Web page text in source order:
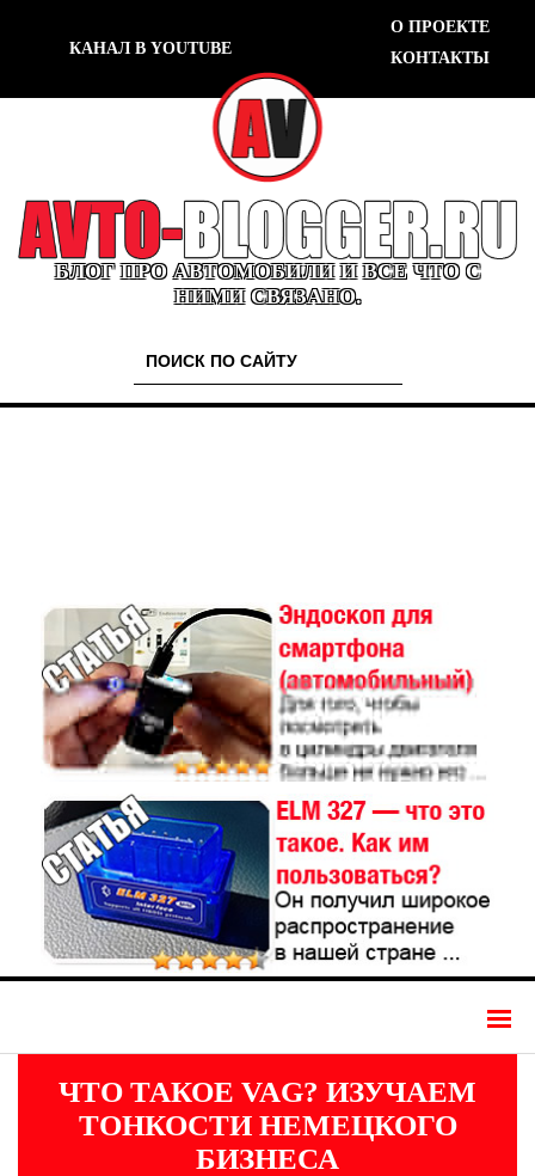
КАНАЛ В YOUTUBE
О ПРОЕКТЕ
КОНТАКТЫ
БЛОГ ПРО АВТОМОБИЛИ И ВСЕ ЧТО С
НИМИ СВЯЗАНО.
ЧТО ТАКОЕ VAG? ИЗУЧАЕМ
ТОНКОСТИ НЕМЕЦКОГО
БИЗНЕСА